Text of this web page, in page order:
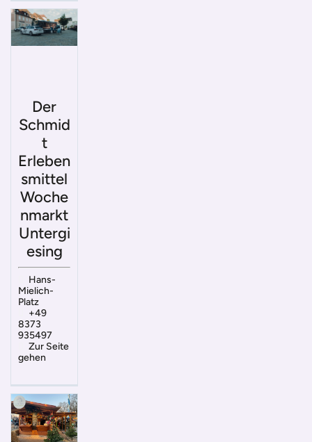
Der
Schmid
t
Erleben
smittel
Woche
nmarkt
Untergi
esing
Hans-
Mielich-
Platz
+49
8373
935497
Zur Seite
gehen